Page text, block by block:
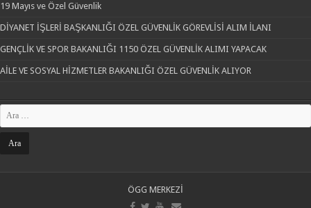
19 Mayıs ve Özel Güvenlik
DİYANET İŞLERİ BAŞKANLIĞI ÖZEL GÜVENLİK GÖREVLİSİ ALIM İLANI
GENÇLİK VE SPOR BAKANLIĞI 1150 ÖZEL GÜVENLİK ALIMI YAPACAK
AİLE VE SOSYAL HİZMETLER BAKANLIĞI ÖZEL GÜVENLİK ALIYOR
ÖGG MERKEZİ